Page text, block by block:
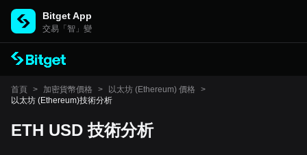
Bitget App
交易「智」變
首頁 > 加密貨幣價格 > 以太坊 (Ethereum) 價格
>
以太坊 (Ethereum)技術分析
ETH USD 技術分析